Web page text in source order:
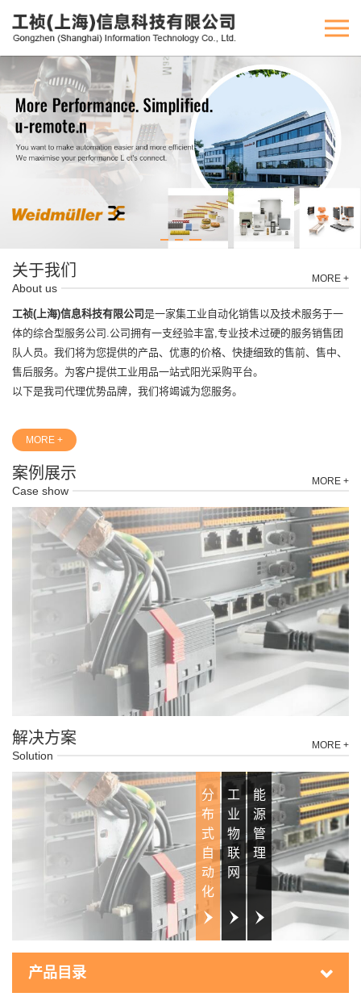
关于我们
About us
MORE +
工祯(上海)信息科技有限公司是一家集工业自动化销售以及技术服务于一
体的综合型服务公司.公司拥有一支经验丰富,专业技术过硬的服务销售团
队人员。我们将为您提供的产品、优惠的价格、快捷细致的售前、售中、
售后服务。为客户提供工业用品一站式阳光采购平台。
以下是我司代理优势品牌，我们将竭诚为您服务。
MORE +
案例展示
Case show
MORE +
解决方案
Solution
MORE +
分
布
式
自
动
化
工
业
物
联
网
能
源
管
理
产品目录